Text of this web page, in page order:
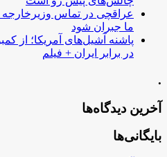
عراقچی در تماس وزیرخارجه
ما جبران شود
پاشنه آشیل‌های آمریکا؛ از
در برابر ایران + فیلم
.
آخرین دیدگاه‌ها
بایگانی‌ها